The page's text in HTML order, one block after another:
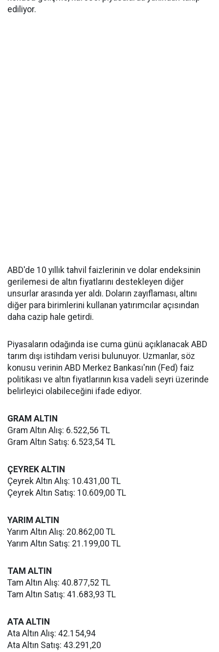
ediliyor.
ABD'de 10 yıllık tahvil faizlerinin ve dolar endeksinin
gerilemesi de altın fiyatlarını destekleyen diğer
unsurlar arasında yer aldı. Doların zayıflaması, altını
diğer para birimlerini kullanan yatırımcılar açısından
daha cazip hale getirdi.
Piyasaların odağında ise cuma günü açıklanacak ABD
tarım dışı istihdam verisi bulunuyor. Uzmanlar, söz
konusu verinin ABD Merkez Bankası'nın (Fed) faiz
politikası ve altın fiyatlarının kısa vadeli seyri üzerinde
belirleyici olabileceğini ifade ediyor.
GRAM ALTIN
Gram Altın Alış: 6.522,56 TL
Gram Altın Satış: 6.523,54 TL
ÇEYREK ALTIN
Çeyrek Altın Alış: 10.431,00 TL
Çeyrek Altın Satış: 10.609,00 TL
YARIM ALTIN
Yarım Altın Alış: 20.862,00 TL
Yarım Altın Satış: 21.199,00 TL
TAM ALTIN
Tam Altın Alış: 40.877,52 TL
Tam Altın Satış: 41.683,93 TL
ATA ALTIN
Ata Altın Alış: 42.154,94
Ata Altın Satış: 43.291,20